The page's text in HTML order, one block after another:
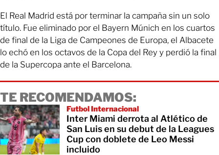
El Real Madrid está por terminar la campaña sin un solo
título. Fue eliminado por el Bayern Múnich en los cuartos
de final de la Liga de Campeones de Europa, el Albacete
lo echó en los octavos de la Copa del Rey y perdió la final
de la Supercopa ante el Barcelona.
TE RECOMENDAMOS:
Futbol Internacional
Inter Miami derrota al Atlético de
San Luis en su debut de la Leagues
Cup con doblete de Leo Messi
incluido